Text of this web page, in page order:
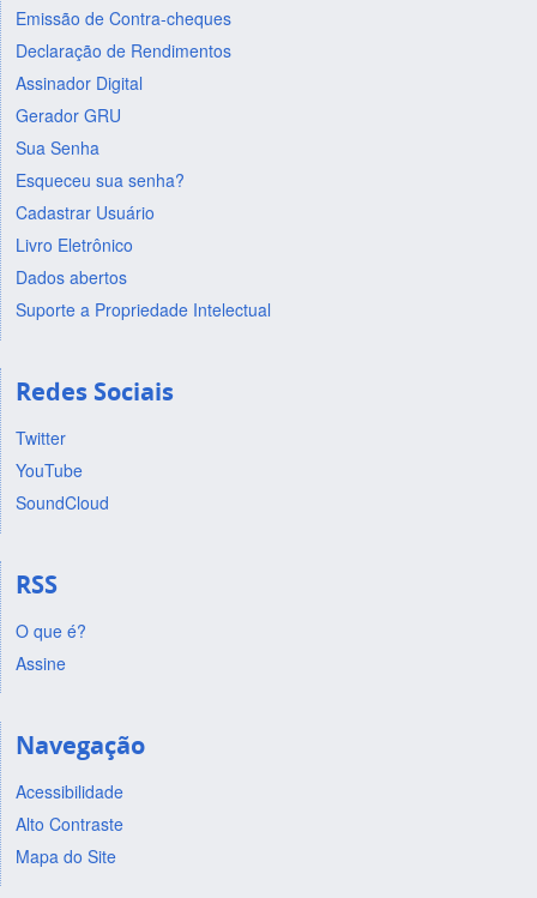
Emissão de Contra-cheques
Declaração de Rendimentos
Assinador Digital
Gerador GRU
Sua Senha
Esqueceu sua senha?
Cadastrar Usuário
Livro Eletrônico
Dados abertos
Suporte a Propriedade Intelectual
Redes Sociais
Twitter
YouTube
SoundCloud
RSS
O que é?
Assine
Navegação
Acessibilidade
Alto Contraste
Mapa do Site